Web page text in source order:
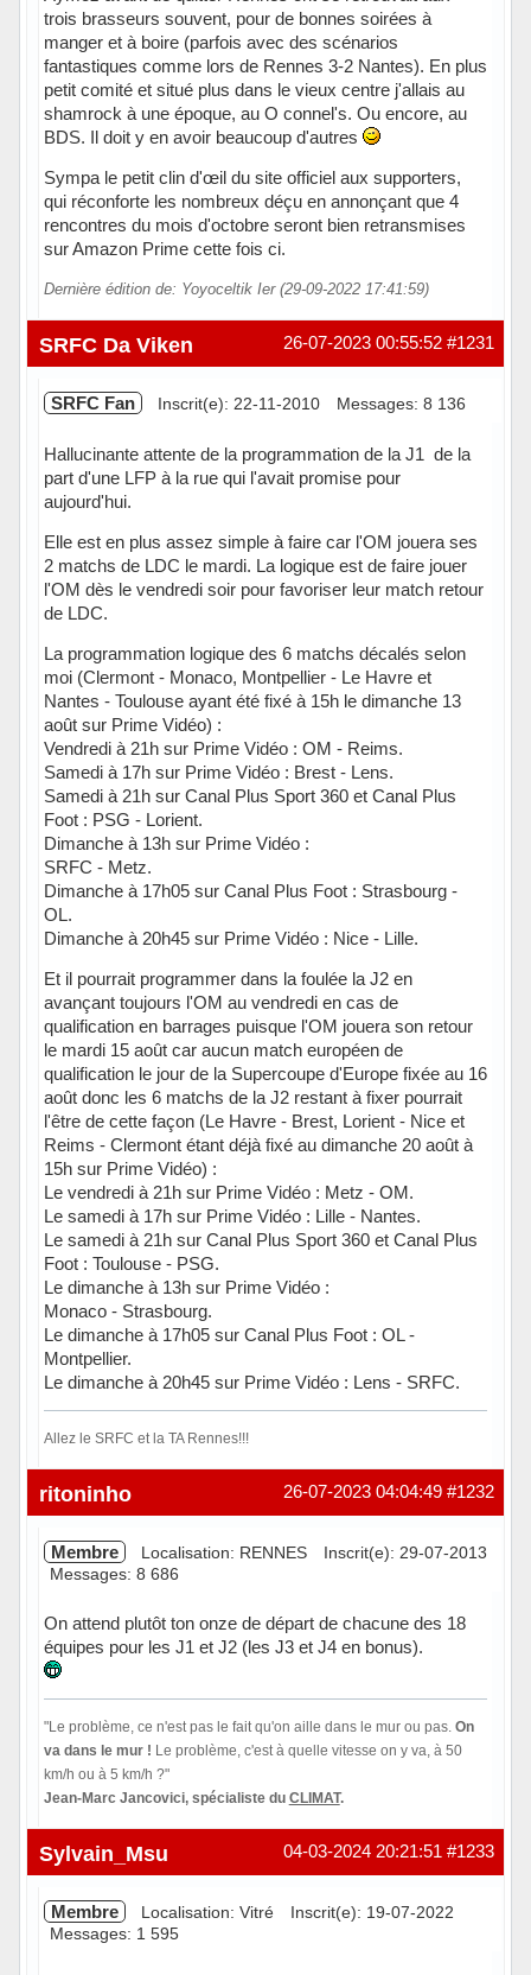
trois brasseurs souvent, pour de bonnes soirées à
manger et à boire (parfois avec des scénarios
fantastiques comme lors de Rennes 3-2 Nantes). En plus
petit comité et situé plus dans le vieux centre j'allais au
shamrock à une époque, au O connel's. Ou encore, au
BDS. Il doit y en avoir beaucoup d'autres
Sympa le petit clin d'œil du site officiel aux supporters,
qui réconforte les nombreux déçu en annonçant que 4
rencontres du mois d'octobre seront bien retransmises
sur Amazon Prime cette fois ci.
Dernière édition de: Yoyoceltik Ier (29-09-2022 17:41:59)
#1231
26-07-2023 00:55:52
SRFC Da Viken
SRFC Fan Inscrit(e): 22-11-2010 Messages: 8 136
Hallucinante attente de la programmation de la J1 de la
part d'une LFP à la rue qui l'avait promise pour
aujourd'hui.
Elle est en plus assez simple à faire car l'OM jouera ses
2 matchs de LDC le mardi. La logique est de faire jouer
l'OM dès le vendredi soir pour favoriser leur match retour
de LDC.
La programmation logique des 6 matchs décalés selon
moi (Clermont - Monaco, Montpellier - Le Havre et
Nantes - Toulouse ayant été fixé à 15h le dimanche 13
août sur Prime Vidéo) :
Vendredi à 21h sur Prime Vidéo : OM - Reims.
Samedi à 17h sur Prime Vidéo : Brest - Lens.
Samedi à 21h sur Canal Plus Sport 360 et Canal Plus
Foot : PSG - Lorient.
Dimanche à 13h sur Prime Vidéo :
SRFC - Metz.
Dimanche à 17h05 sur Canal Plus Foot : Strasbourg -
OL.
Dimanche à 20h45 sur Prime Vidéo : Nice - Lille.
Et il pourrait programmer dans la foulée la J2 en
avançant toujours l'OM au vendredi en cas de
qualification en barrages puisque l'OM jouera son retour
le mardi 15 août car aucun match européen de
qualification le jour de la Supercoupe d'Europe fixée au 16
août donc les 6 matchs de la J2 restant à fixer pourrait
l'être de cette façon (Le Havre - Brest, Lorient - Nice et
Reims - Clermont étant déjà fixé au dimanche 20 août à
15h sur Prime Vidéo) :
Le vendredi à 21h sur Prime Vidéo : Metz - OM.
Le samedi à 17h sur Prime Vidéo : Lille - Nantes.
Le samedi à 21h sur Canal Plus Sport 360 et Canal Plus
Foot : Toulouse - PSG.
Le dimanche à 13h sur Prime Vidéo :
Monaco - Strasbourg.
Le dimanche à 17h05 sur Canal Plus Foot : OL -
Montpellier.
Le dimanche à 20h45 sur Prime Vidéo : Lens - SRFC.
Allez le SRFC et la TA Rennes!!!
Hors ligne #1232
26-07-2023 04:04:49
ritoninho
Membre Localisation: RENNES
Inscrit(e): 29-07-2013
Messages: 8 686
On attend plutôt ton onze de départ de chacune des 18
équipes pour les J1 et J2 (les J3 et J4 en bonus).
"Le problème, ce n'est pas le fait qu'on aille dans le mur ou pas. On
va dans le mur ! Le problème, c'est à quelle vitesse on y va, à 50
km/h ou à 5 km/h ?"
Jean-Marc Jancovici, spécialiste du CLIMAT.
Hors ligne #1233
04-03-2024 20:21:51
Sylvain_Msu
Membre Localisation: Vitré
Inscrit(e): 19-07-2022
Messages: 1 595